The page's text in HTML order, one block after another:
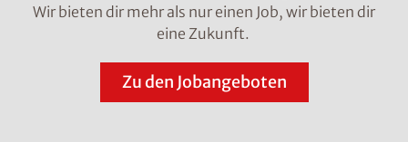
Wir bieten dir mehr als nur einen Job, wir bieten dir
eine Zukunft.
Zu den Jobangeboten